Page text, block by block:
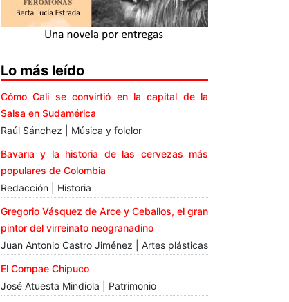
Lo más leído
Cómo Cali se convirtió en la capital de la
Salsa en Sudamérica
Raúl Sánchez | Música y folclor
Bavaria y la historia de las cervezas más
populares de Colombia
Redacción | Historia
Gregorio Vásquez de Arce y Ceballos, el gran
pintor del virreinato neogranadino
Juan Antonio Castro Jiménez | Artes plásticas
El Compae Chipuco
José Atuesta Mindiola | Patrimonio